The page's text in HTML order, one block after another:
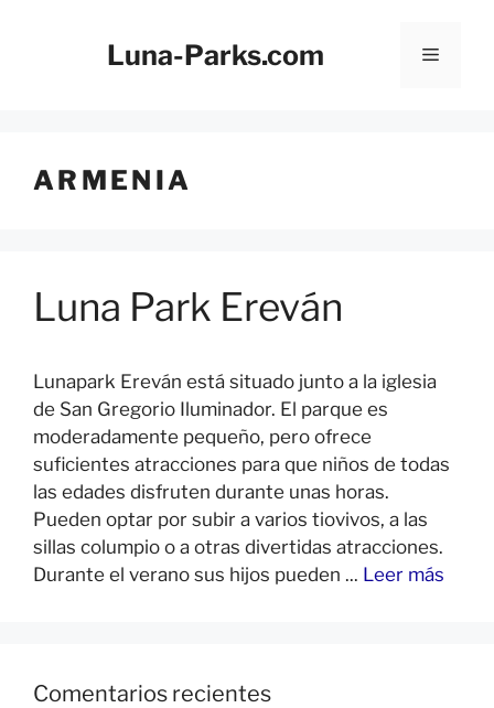
Luna-Parks.com Menú
ARMENIA
Luna Park Ereván
Lunapark Ereván está situado junto a la iglesia
de San Gregorio Iluminador. El parque es
moderadamente pequeño, pero ofrece
suficientes atracciones para que niños de todas
las edades disfruten durante unas horas.
Pueden optar por subir a varios tiovivos, a las
sillas columpio o a otras divertidas atracciones.
Durante el verano sus hijos pueden ... Leer más
Comentarios recientes